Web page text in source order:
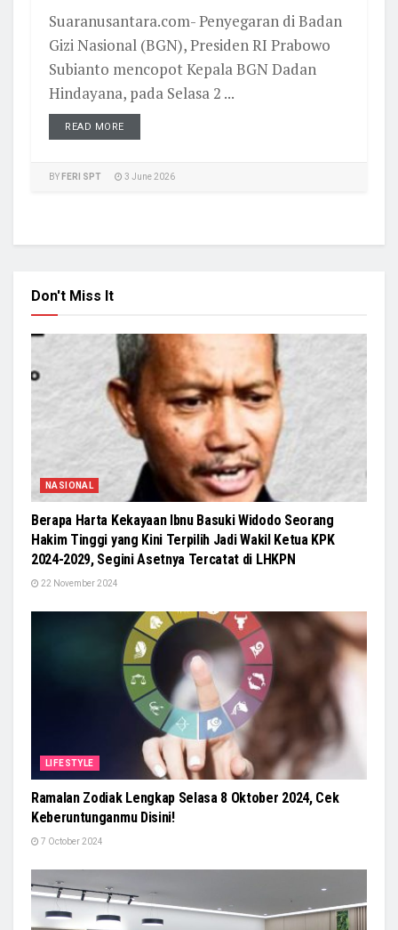
Suaranusantara.com- Penyegaran di Badan
Gizi Nasional (BGN), Presiden RI Prabowo
Subianto mencopot Kepala BGN Dadan
Hindayana, pada Selasa 2 ...
READ MORE
BY FERI SPT 3 June 2026
Don't Miss It
NASIONAL
Berapa Harta Kekayaan Ibnu Basuki Widodo Seorang
Hakim Tinggi yang Kini Terpilih Jadi Wakil Ketua KPK
2024-2029, Segini Asetnya Tercatat di LHKPN
22 November 2024
LIFESTYLE
Ramalan Zodiak Lengkap Selasa 8 Oktober 2024, Cek
Keberuntunganmu Disini!
7 October 2024